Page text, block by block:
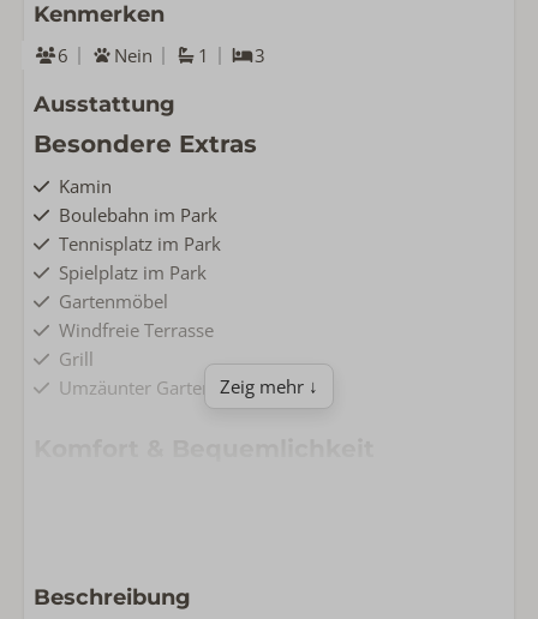
Kenmerken
6 Nein 1 3
Ausstattung
Besondere Extras
Kamin
Boulebahn im Park
Tennisplatz im Park
Spielplatz im Park
Gartenmöbel
Windfreie Terrasse
Grill
Umzäunter Garten
Wäschetrockner
Zeig mehr ↓
Beschreibung